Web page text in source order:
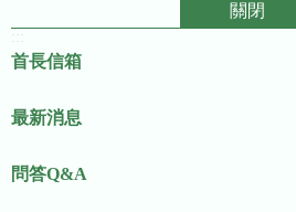
關閉
首長信箱
最新消息
問答Q&A